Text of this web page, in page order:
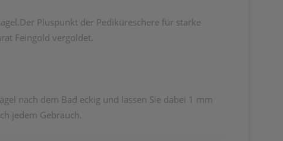
Pluspunkt der Pediküreschere für starke
Feingold vergoldet.
nach dem Bad eckig und lassen Sie dabei 1 mm
jedem Gebrauch.